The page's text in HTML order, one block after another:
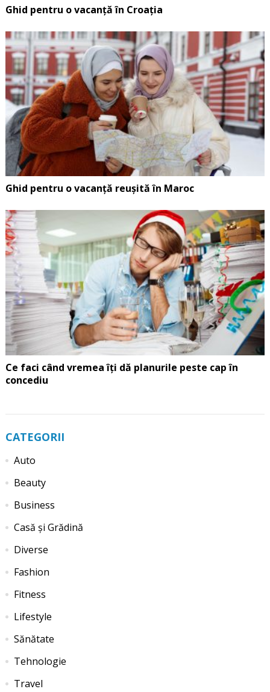
Ghid pentru o vacanță în Croația
Ghid pentru o vacanță reușită în Maroc
Ce faci când vremea îți dă planurile peste cap în
concediu
CATEGORII
Auto
Beauty
Business
Casă și Grădină
Diverse
Fashion
Fitness
Lifestyle
Sănătate
Tehnologie
Travel